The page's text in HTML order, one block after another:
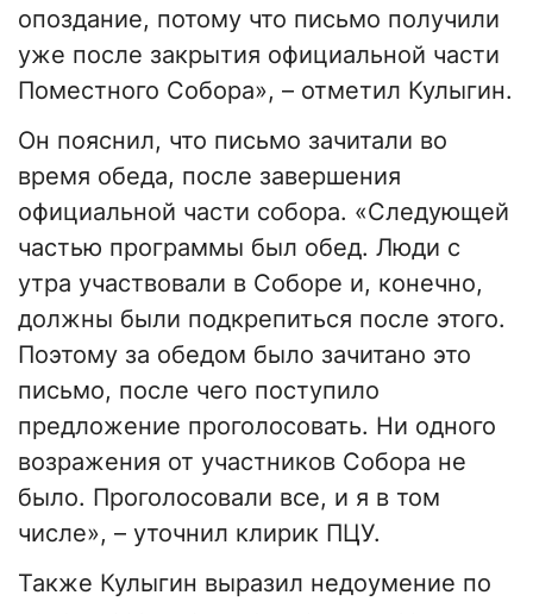
опоздание, потому что письмо получили
уже после закрытия официальной части
Поместного Собора», – отметил Кулыгин.
Он пояснил, что письмо зачитали во
время обеда, после завершения
официальной части собора. «Следующей
частью программы был обед. Люди с
утра участвовали в Соборе и, конечно,
должны были подкрепиться после этого.
Поэтому за обедом было зачитано это
письмо, после чего поступило
предложение проголосовать. Ни одного
возражения от участников Собора не
было. Проголосовали все, и я в том
числе», – уточнил клирик ПЦУ.
Также Кулыгин выразил недоумение по